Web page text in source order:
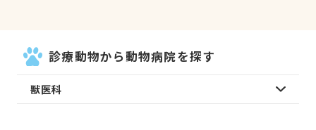
診療動物から動物病院を探す
獣医科